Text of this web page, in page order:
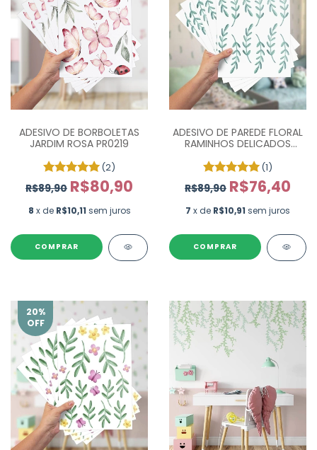
ADESIVO DE BORBOLETAS
JARDIM ROSA PR0219
(2)
R$89,90 R$80,90
8 x de R$10,11 sem juros
COMPRAR
ADESIVO DE PAREDE FLORAL
RAMINHOS DELICADOS
(1)
R$89,90 R$76,40
7 x de R$10,91 sem juros
COMPRAR
20%
OFF